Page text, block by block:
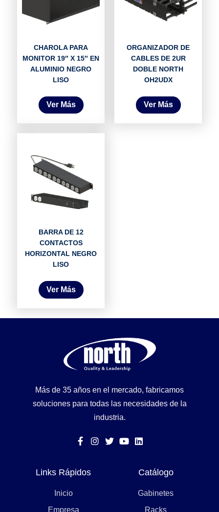
CHAROLA PARA
MONITOR 19″ X 15″ EN
ALUMINIO NEGRO
LISO
Ver Más
ORGANIZADOR DE
CABLES DE 2UR
DOBLE NORTH
OH2UDX
Ver Más
BARRA DE 12
CONTACTOS
HORIZONTAL NEGRO
LISO
Ver Más
Más de 35 años en el mercado, fabricamos
soluciones para todas las necesidades de la
industria.
Links Rápidos
Inicio
Empresa
Catálogo
Gabinetes
Racks